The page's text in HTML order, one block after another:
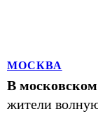
МОСКВА
В
жители